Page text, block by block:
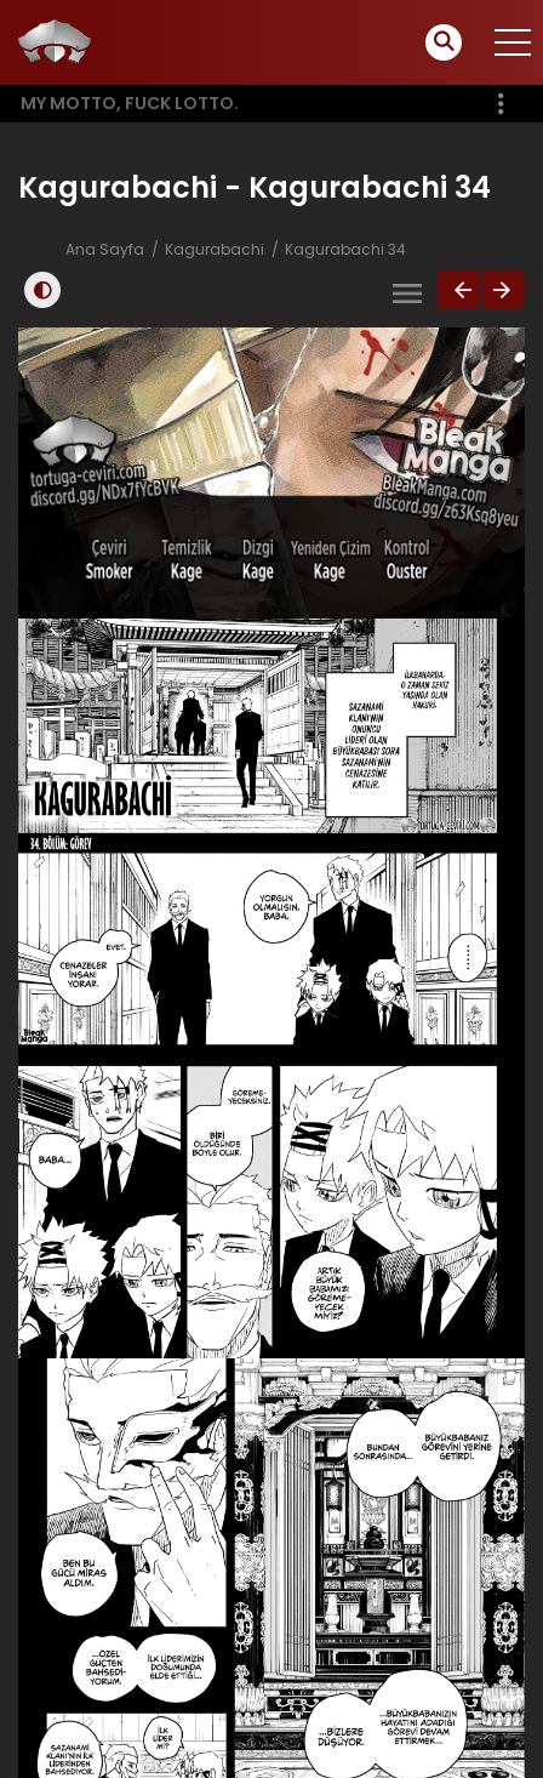
MY MOTTO, FUCK LOTTO.
Kagurabachi - Kagurabachi 34
Ana Sayfa Kagurabachi Kagurabachi 34